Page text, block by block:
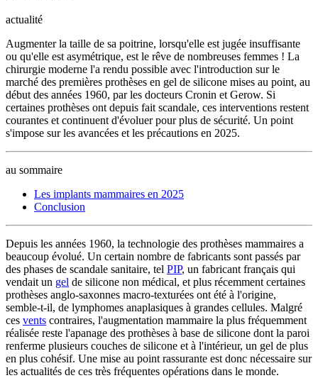
actualité
Augmenter la taille de sa poitrine, lorsqu'elle est jugée insuffisante
ou qu'elle est asymétrique, est le rêve de nombreuses femmes ! La
chirurgie moderne l'a rendu possible avec l'introduction sur le
marché des premières prothèses en gel de silicone mises au point, au
début des années 1960, par les docteurs Cronin et Gerow. Si
certaines prothèses ont depuis fait scandale, ces interventions restent
courantes et continuent d'évoluer pour plus de sécurité. Un point
s'impose sur les avancées et les précautions en 2025.
au sommaire
Les implants mammaires en 2025
Conclusion
Depuis les années 1960, la technologie des prothèses mammaires a
beaucoup évolué. Un certain nombre de fabricants sont passés par
des phases de scandale sanitaire, tel PIP, un fabricant français qui
vendait un gel de silicone non médical, et plus récemment certaines
prothèses anglo-saxonnes macro-texturées ont été à l'origine,
semble-t-il, de lymphomes anaplasiques à grandes cellules. Malgré
ces vents contraires, l'augmentation mammaire la plus fréquemment
réalisée reste l'apanage des prothèses à base de silicone dont la paroi
renferme plusieurs couches de silicone et à l'intérieur, un gel de plus
en plus cohésif. Une mise au point rassurante est donc nécessaire sur
les actualités de ces très fréquentes opérations dans le monde.